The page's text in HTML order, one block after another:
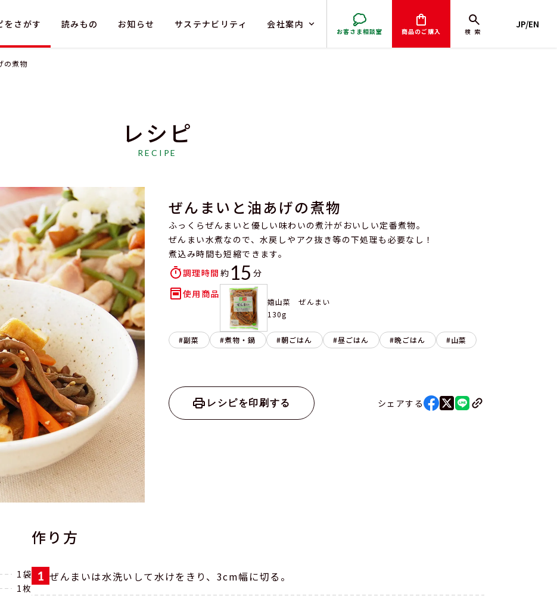
をさがす 読みもの お知らせ サステナビリティ 会社案内
お客さま相談室 商品のご購入 検索
JP/EN
の煮物
レシピ
RECIPE
ぜんまいと油あげの煮物
ふっくらぜんまいと優しい味わいの煮汁がおいしい定番煮物。
ぜんまい水煮なので、水戻しやアク抜き等の下処理も必要なし！
煮込み時間も短縮できます。
調理時間
15
使用商品
嬉山菜 ぜんまい
130g
副菜 煮物・鍋 朝ごはん 昼ごはん 晩ごはん 山菜
レシピを印刷する シェアする
1袋
1枚
作り方
ぜんまいは水洗いして水けをきり、3cm幅に切る。